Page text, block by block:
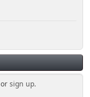
orsign up.